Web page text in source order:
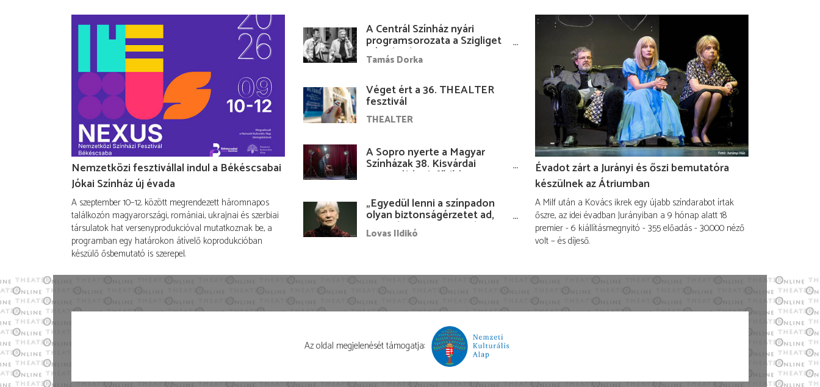
Nemzetközi fesztivállal indul a Békéscsabai
Jókai Színház új évada
A szeptember 10–12. között megrendezett háromnapos
találkozón magyarországi, romániai, ukrajnai és szerbiai
társulatok hat versenyprodukcióval mutatkoznak be, a
programban egy határokon átívelő koprodukcióban
készülő ősbemutató is szerepel.
A Centrál Színház nyári
programsorozata a Szigliget
Várudvarban
Tamás Dorka
Véget ért a 36. THEALTER
fesztivál
THEALTER
A Sopro nyerte a Magyar
Színházak 38. Kisvárdai
Fesztiváljának fődíját
„Egyedül lenni a színpadon
olyan biztonságérzetet ad,
hogy lám, mindenki más
nélkül is megvagyok
Lovas Ildikó
Évadot zárt a Jurányi és őszi bemutatóra
készülnek az Átriumban
A Milf után a Kovács ikrek egy újabb színdarabot írtak
őszre, az idei évadban Jurányiban a 9 hónap alatt 18
premier - 6 kiállításmegnyitó - 355 előadás - 30.000 néző
volt – és díjeső.
Az oldal megjelenését támogatja: